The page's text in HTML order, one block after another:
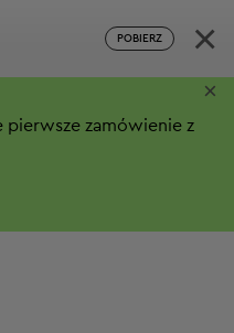
POBIERZ ×
pierwsze zamówienie z
×